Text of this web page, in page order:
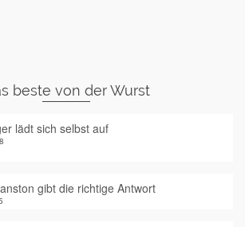
beste von der Wurst
lädt sich selbst auf
gibt die richtige Antwort